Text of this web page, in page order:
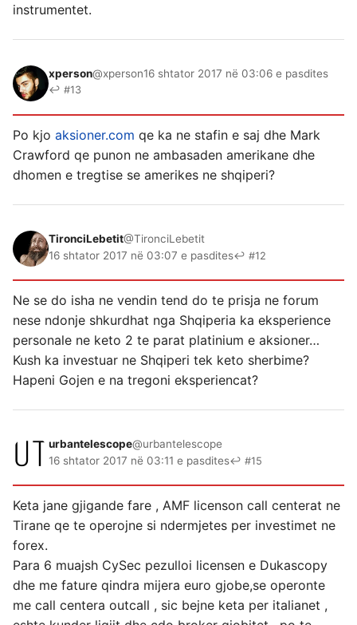
instrumentet.
xperson@xperson16 shtator 2017 në 03:06 e pasdites
↩ #13
Po kjo aksioner.com qe ka ne stafin e saj dhe Mark
Crawford qe punon ne ambasaden amerikane dhe
dhomen e tregtise se amerikes ne shqiperi?
TironciLebetit@TironciLebetit
16 shtator 2017 në 03:07 e pasdites↩ #12
Ne se do isha ne vendin tend do te prisja ne forum
nese ndonje shkurdhat nga Shqiperia ka eksperience
personale ne keto 2 te parat platinium e aksioner…
Kush ka investuar ne Shqiperi tek keto sherbime?
Hapeni Gojen e na tregoni eksperiencat?
urbantelescope@urbantelescope
16 shtator 2017 në 03:11 e pasdites↩ #15
Keta jane gjigande fare , AMF licenson call centerat ne
Tirane qe te operojne si ndermjetes per investimet ne
forex.
Para 6 muajsh CySec pezulloi licensen e Dukascopy
dhe me fature qindra mijera euro gjobe,se operonte
me call centera outcall , sic bejne keta per italianet ,